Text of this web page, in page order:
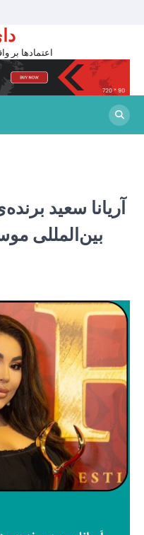
اعتمادها بر
آریانا سعید
بین‌المللی